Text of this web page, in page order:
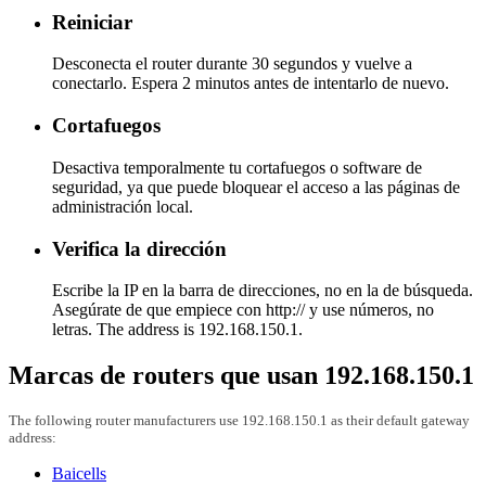
Reiniciar
Desconecta el router durante 30 segundos y vuelve a
conectarlo. Espera 2 minutos antes de intentarlo de nuevo.
Cortafuegos
Desactiva temporalmente tu cortafuegos o software de
seguridad, ya que puede bloquear el acceso a las páginas de
administración local.
Verifica la dirección
Escribe la IP en la barra de direcciones, no en la de búsqueda.
Asegúrate de que empiece con http:// y use números, no
letras. The address is 192.168.150.1.
Marcas de routers que usan 192.168.150.1
The following router manufacturers use 192.168.150.1 as their default gateway
address:
Baicells